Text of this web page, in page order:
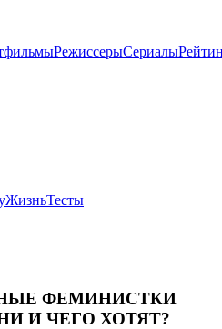
РежиссерыСериалы
ЖизньТесты
ФЕМИНИСТКИ
И ЧЕГО ХОТЯТ?